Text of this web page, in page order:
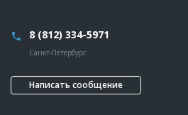
8 (812) 334-5971
Санкт-Петербург
Написать сообщение